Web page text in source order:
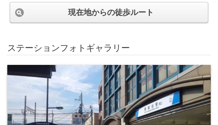
現在地からの徒歩ルート
ステーションフォトギャラリー